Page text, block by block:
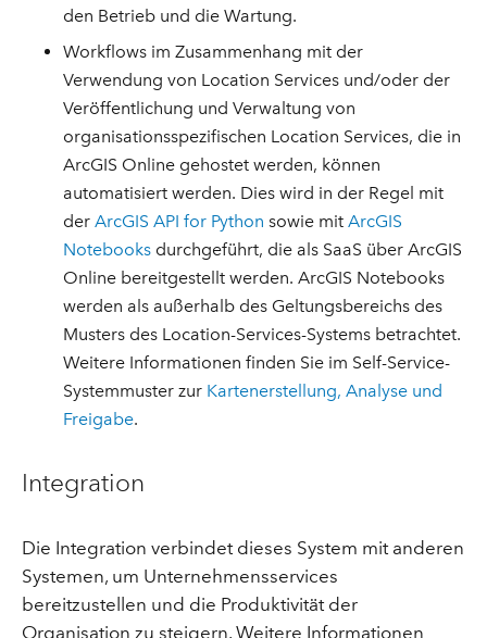
den Betrieb und die Wartung.
Workflows im Zusammenhang mit der
Verwendung von Location Services und/oder der
Veröffentlichung und Verwaltung von
organisationsspezifischen Location Services, die in
ArcGIS Online gehostet werden, können
automatisiert werden. Dies wird in der Regel mit
derArcGIS API for Python sowie mitArcGIS
Notebooks durchgeführt, die als SaaS über ArcGIS
Online bereitgestellt werden. ArcGIS Notebooks
werden als außerhalb des Geltungsbereichs des
Musters des Location-Services-Systems betrachtet.
Weitere Informationen finden Sie im Self-Service-
Systemmuster zur Kartenerstellung, Analyse und
Freigabe.
Integration
Die Integration verbindet dieses System mit anderen
Systemen, um Unternehmensservices
bereitzustellen und die Produktivität der
Organisation zu steigern. Weitere Informationen